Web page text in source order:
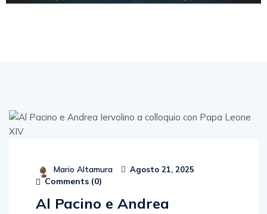
Mario Altamura Agosto 21, 2025
Comments (0)
Al Pacino e Andrea